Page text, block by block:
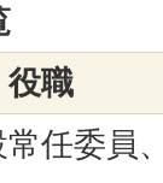
役職
任委員